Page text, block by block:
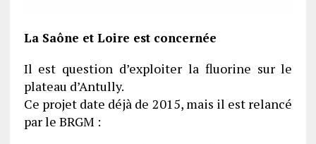
La Saône et Loire est concernée
Il est question d’exploiter la fluorine sur le
plateau d’Antully.
Ce projet date déjà de 2015, mais il est relancé
par le BRGM :